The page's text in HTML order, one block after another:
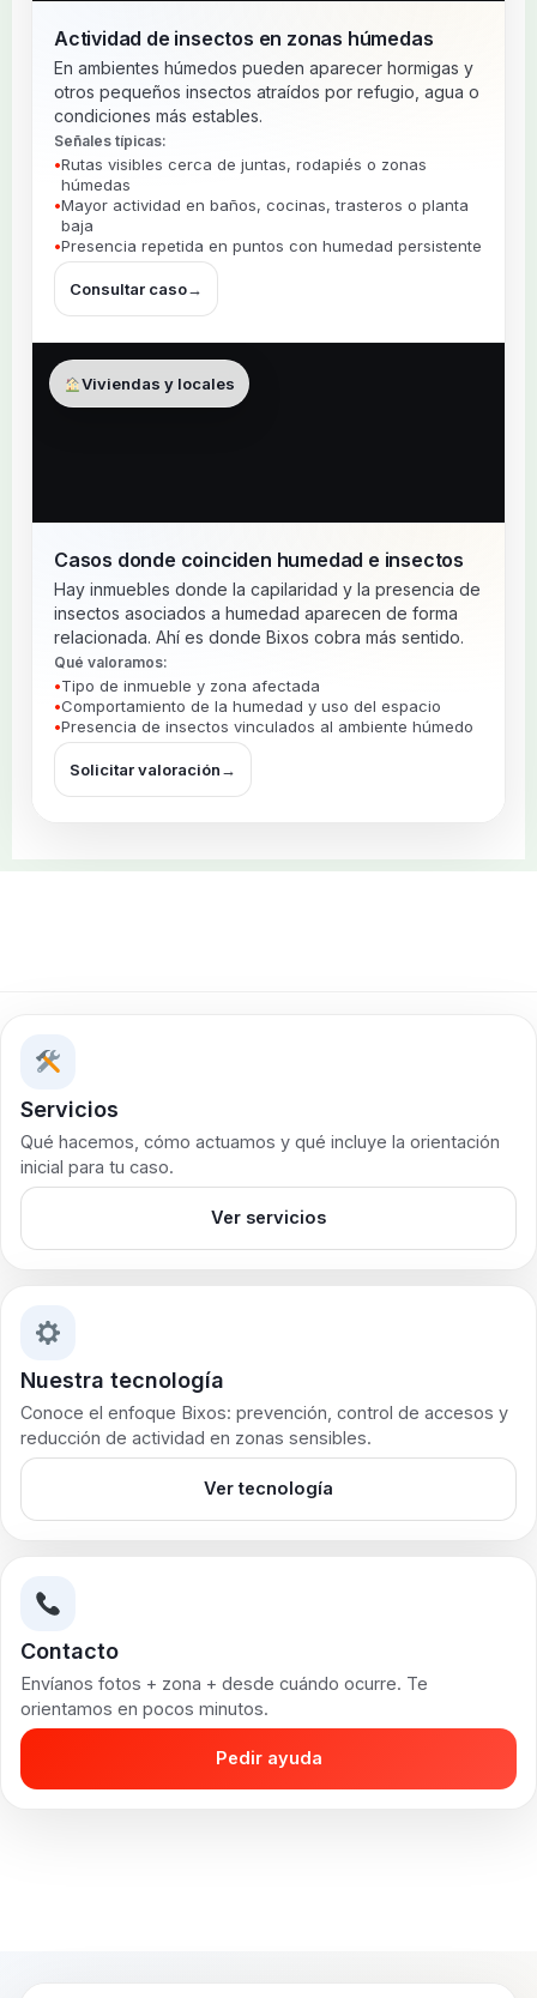
Actividad de insectos en zonas húmedas
En ambientes húmedos pueden aparecer hormigas y
otros pequeños insectos atraídos por refugio, agua o
condiciones más estables.
Señales típicas:
Rutas visibles cerca de juntas, rodapiés o zonas
húmedas
Mayor actividad en baños, cocinas, trasteros o planta
baja
Presencia repetida en puntos con humedad persistente
Consultar caso→
Viviendas y locales
Casos donde coinciden humedad e insectos
Hay inmuebles donde la capilaridad y la presencia de
insectos asociados a humedad aparecen de forma
relacionada. Ahí es donde Bixos cobra más sentido.
Qué valoramos:
Tipo de inmueble y zona afectada
Comportamiento de la humedad y uso del espacio
Presencia de insectos vinculados al ambiente húmedo
Solicitar valoración→
Servicios
Qué hacemos, cómo actuamos y qué incluye la orientación
inicial para tu caso.
Ver servicios
Nuestra tecnología
Conoce el enfoque Bixos: prevención, control de accesos y
reducción de actividad en zonas sensibles.
Ver tecnología
Contacto
Envíanos fotos + zona + desde cuándo ocurre. Te
orientamos en pocos minutos.
Pedir ayuda